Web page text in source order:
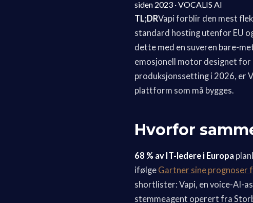
siden 2023 · VOCALIS AI
TL;DRVapi forblir den mest
standard hosting utenfor EU
dette med en suveren bare-
emosjonell motor designet for
produksjonssetting i 2026, er
plattform som må bygges.
Hvorfor
68 % av IT-ledere i Europa
ifølge Gartner sine prognoser
shortlister: Vapi, en voice-AI-
stemmeagent operert fra